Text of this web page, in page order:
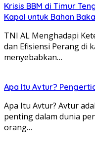
Krisis BBM di Timur
Kapal untuk Bahan
TNI AL Menghadapi
dan Efisiensi Perang di
menyebabkan…
Apa Itu Avtur?
Apa Itu Avtur? Avtur
penting dalam dunia
orang…